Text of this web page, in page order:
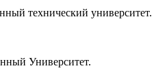
технический университет.
Университет.